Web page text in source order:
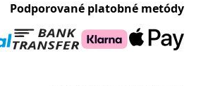
Podporované platobné metódy